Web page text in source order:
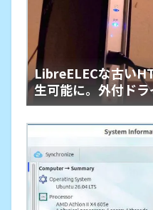
LibreELECな古い
生可能に。外付ド
橋」という余生